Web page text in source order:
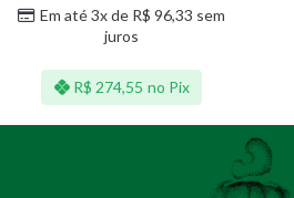
Em até 3x de R$ 96,33 sem
juros
R$ 274,55 no Pix